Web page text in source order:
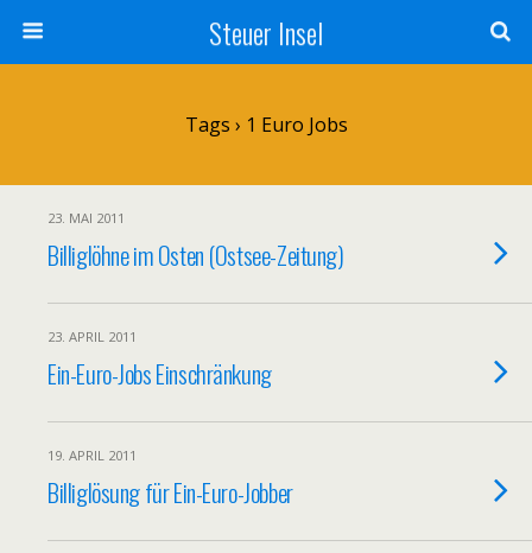
Steuer Insel
Tags › 1 Euro Jobs
23. MAI 2011
Billiglöhne im Osten (Ostsee-Zeitung)
23. APRIL 2011
Ein-Euro-Jobs Einschränkung
19. APRIL 2011
Billiglösung für Ein-Euro-Jobber